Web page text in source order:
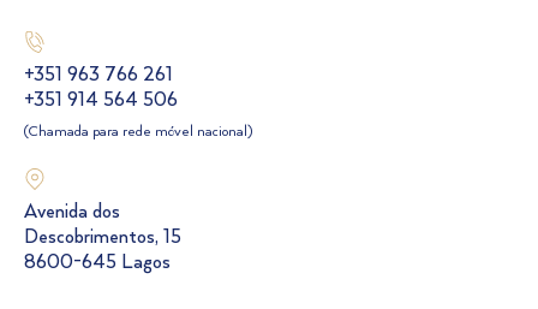
+351 963 766 261
+351 914 564 506
(Chamada para rede móvel nacional)
Avenida dos
Descobrimentos, 15
8600-645 Lagos